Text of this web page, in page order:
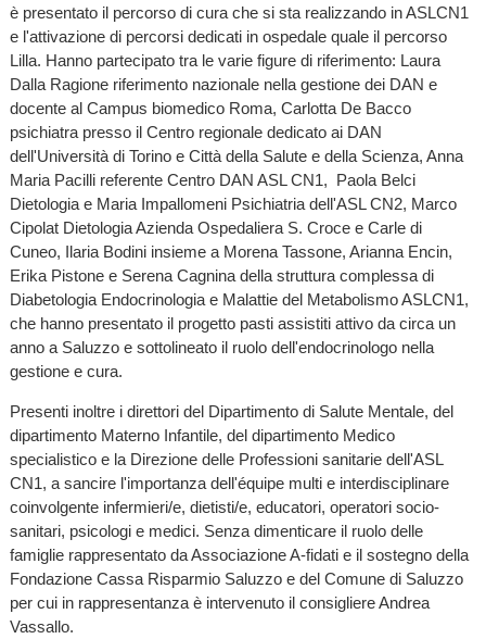
è presentato il percorso di cura che si sta realizzando in ASLCN1
e l'attivazione di percorsi dedicati in ospedale quale il percorso
Lilla. Hanno partecipato tra le varie figure di riferimento: Laura
Dalla Ragione riferimento nazionale nella gestione dei DAN e
docente al Campus biomedico Roma, Carlotta De Bacco
psichiatra presso il Centro regionale dedicato ai DAN
dell'Università di Torino e Città della Salute e della Scienza, Anna
Maria Pacilli referente Centro DAN ASL CN1, Paola Belci
Dietologia e Maria Impallomeni Psichiatria dell'ASL CN2, Marco
Cipolat Dietologia Azienda Ospedaliera S. Croce e Carle di
Cuneo, Ilaria Bodini insieme a Morena Tassone, Arianna Encin,
Erika Pistone e Serena Cagnina della struttura complessa di
Diabetologia Endocrinologia e Malattie del Metabolismo ASLCN1,
che hanno presentato il progetto pasti assistiti attivo da circa un
anno a Saluzzo e sottolineato il ruolo dell'endocrinologo nella
gestione e cura.
Presenti inoltre i direttori del Dipartimento di Salute Mentale, del
dipartimento Materno Infantile, del dipartimento Medico
specialistico e la Direzione delle Professioni sanitarie dell'ASL
CN1, a sancire l'importanza dell'équipe multi e interdisciplinare
coinvolgente infermieri/e, dietisti/e, educatori, operatori socio-
sanitari, psicologi e medici. Senza dimenticare il ruolo delle
famiglie rappresentato da Associazione A-fidati e il sostegno della
Fondazione Cassa Risparmio Saluzzo e del Comune di Saluzzo
per cui in rappresentanza è intervenuto il consigliere Andrea
Vassallo.